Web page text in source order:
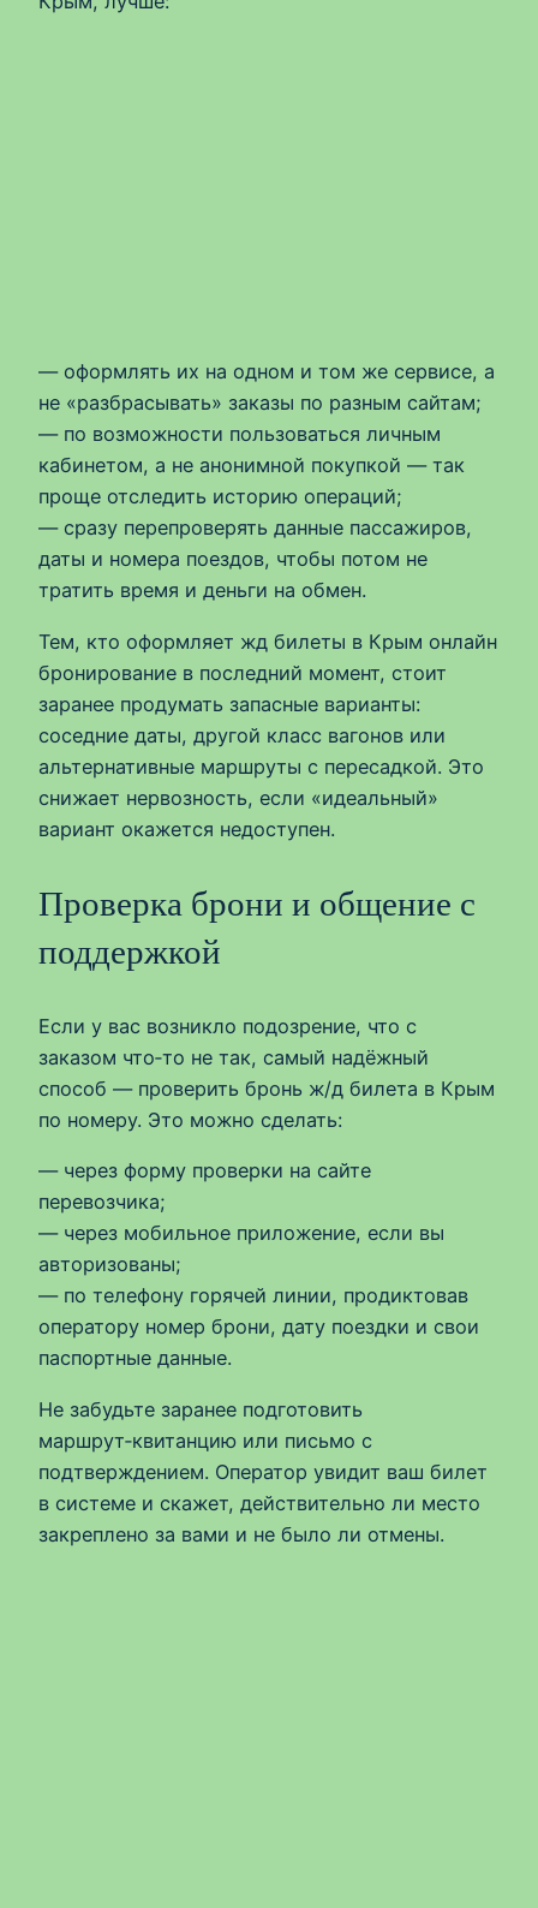
— оформлять их на одном и том же сервисе, а
не «разбрасывать» заказы по разным сайтам;
— по возможности пользоваться личным
кабинетом, а не анонимной покупкой — так
проще отследить историю операций;
— сразу перепроверять данные пассажиров,
даты и номера поездов, чтобы потом не
тратить время и деньги на обмен.
Тем, кто оформляет жд билеты в Крым онлайн
бронирование в последний момент, стоит
заранее продумать запасные варианты:
соседние даты, другой класс вагонов или
альтернативные маршруты с пересадкой. Это
снижает нервозность, если «идеальный»
вариант окажется недоступен.
Проверка брони и общение с
поддержкой
Если у вас возникло подозрение, что с
заказом что‑то не так, самый надёжный
способ — проверить бронь ж/д билета в Крым
по номеру. Это можно сделать:
— через форму проверки на сайте
перевозчика;
— через мобильное приложение, если вы
авторизованы;
— по телефону горячей линии, продиктовав
оператору номер брони, дату поездки и свои
паспортные данные.
Не забудьте заранее подготовить
маршрут‑квитанцию или письмо с
подтверждением. Оператор увидит ваш билет
в системе и скажет, действительно ли место
закреплено за вами и не было ли отмены.